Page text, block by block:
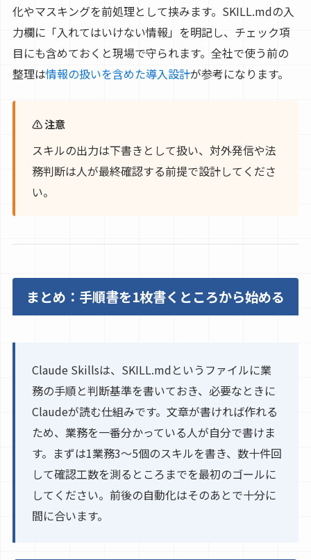
化やマスキングを前処理として挟みます。SKILL.mdの入
力欄に「入れてはいけない情報」を明記し、チェック項
目にも含めておくと現場で守られます。全社で使う前の
整理は情報の扱いを含めた導入設計が参考になります。
⚠ 注意
スキルの出力は下書きとして扱い、対外発信や法
務判断は人が最終確認する前提で設計してくださ
い。
まとめ：手順書を1枚書くところから始める
Claude Skillsは、SKILL.mdというファイルに業
務の手順と判断基準を書いておき、必要なときに
Claudeが読む仕組みです。文章が書ければ作れる
ため、業務を一番分かっている人が自分で書けま
す。まずは1業務3〜5個のスキルを書き、数十件回
して確認工数を測るところまでを最初のゴールに
してください。前後の自動化はそのあとで十分に
間に合います。